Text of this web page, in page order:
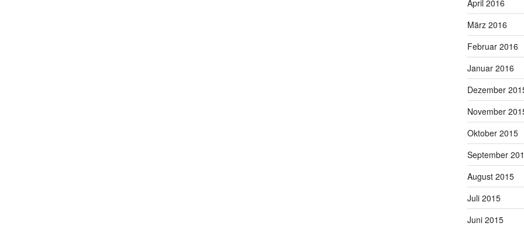
April 2016
März 2016
Februar 2016
Januar 2016
Dezember
November
Oktober 2015
September
August 2015
Juli 2015
Juni 2015